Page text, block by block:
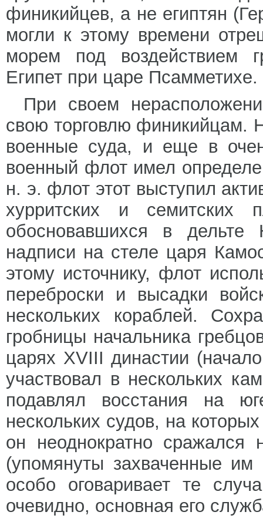
финикийцев, а не египтян
могли к этому времени
морем под воздействием
Египет при царе Псамметихе.
При своем
свою торговлю финикийцам.
военные суда, и еще в
военный флот имел
н. э. флот этот выступил
хурритских и семитских
обосновавшихся в
надписи на стеле царя
этому источнику, флот
переброски и высадки
нескольких кораблей.
гробницы начальника
царях XVIII династии
участвовал в нескольких
подавлял восстания на
нескольких судов, на
он неоднократно
(упомянуты захваченные
особо оговаривает те
очевидно, основная его